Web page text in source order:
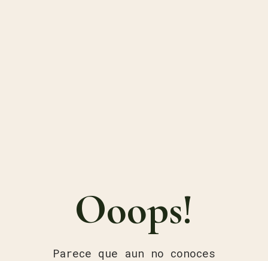
Ooops!
Parece que aun no conoces